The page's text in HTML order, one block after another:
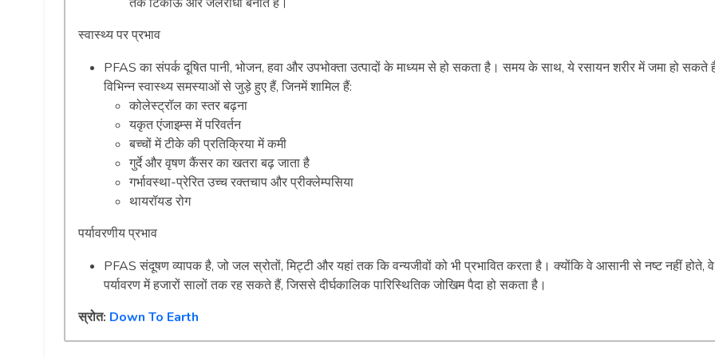
स्वास्थ्य पर प्रभाव
PFAS का संपर्क दूषित पानी, भोजन, हवा और उपभोक्ता उत्पादों के माध्यम से हो सकता है। समय के साथ, ये रसायन शरीर में जमा हो
विभिन्न स्वास्थ्य समस्याओं से जुड़े हुए हैं, जिनमें शामिल हैं:
कोलेस्ट्रॉल का स्तर बढ़ना
यकृत एंजाइम्स में परिवर्तन
बच्चों में टीके की प्रतिक्रिया में कमी
गुर्दे और वृषण कैंसर का खतरा बढ़ जाता है
गर्भावस्था-प्रेरित उच्च रक्तचाप और प्रीक्लेम्पसिया
थायरॉयड रोग
पर्यावरणीय प्रभाव
PFAS संदूषण व्यापक है, जो जल स्रोतों, मिट्टी और यहां तक कि वन्यजीवों को भी प्रभावित करता है। क्योंकि वे आसानी से नष्ट नहीं होते, वे
पर्यावरण में हजारों सालों तक रह सकते हैं, जिससे दीर्घकालिक पारिस्थितिक जोखिम पैदा हो सकता है।
स्रोत: Down To Earth